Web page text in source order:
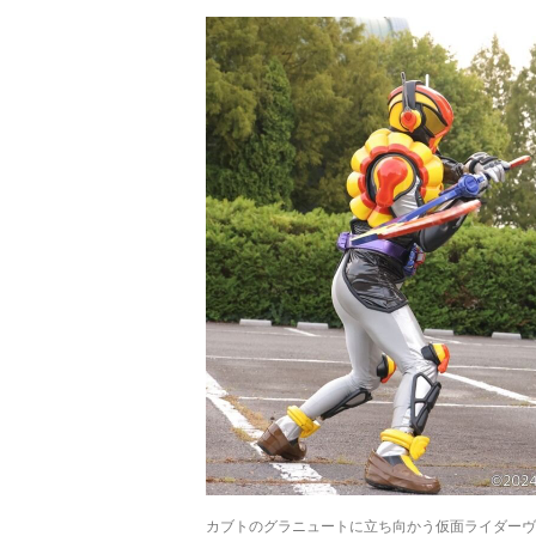
カブトのグラニュートに立ち向かう仮面ライダー